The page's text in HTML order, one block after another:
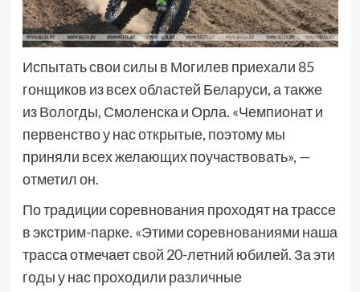
Испытать свои силы в Могилев приехали 85
гонщиков из всех областей Беларуси, а также
из Вологды, Смоленска и Орла. «Чемпионат и
первенство у нас открытые, поэтому мы
приняли всех желающих поучаствовать», —
отметил он.
По традиции соревнования проходят на трассе
в экстрим-парке. «Этими соревнованиями наша
трасса отмечает свой 20-летний юбилей. За эти
годы у нас проходили различные